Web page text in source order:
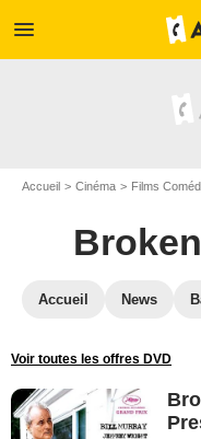
menu
Accueil Cinéma Films
Accueil News
Voir toutes les offres DVD